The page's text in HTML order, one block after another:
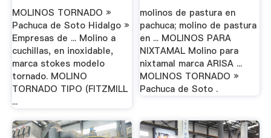
MOLINOS TORNADO »
Pachuca de Soto Hidalgo »
Empresas de ... Molino a
cuchillas, en inoxidable,
marca stokes modelo
tornado. MOLINO
TORNADO TIPO (FITZMILL
...
molinos de pastura en
pachuca; molino de pastura
en ... MOLINOS PARA
NIXTAMAL Molino para
nixtamal marca ARISA ...
MOLINOS TORNADO »
Pachuca de Soto .